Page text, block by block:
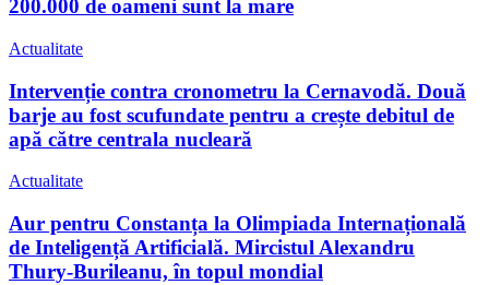
200.000 de oameni sunt la mare
Actualitate
Intervenție contra cronometru la Cernavodă. Două
barje au fost scufundate pentru a crește debitul de
apă către centrala nucleară
Actualitate
Aur pentru Constanța la Olimpiada Internațională
de Inteligență Artificială. Mircistul Alexandru
Thury-Burileanu, în topul mondial